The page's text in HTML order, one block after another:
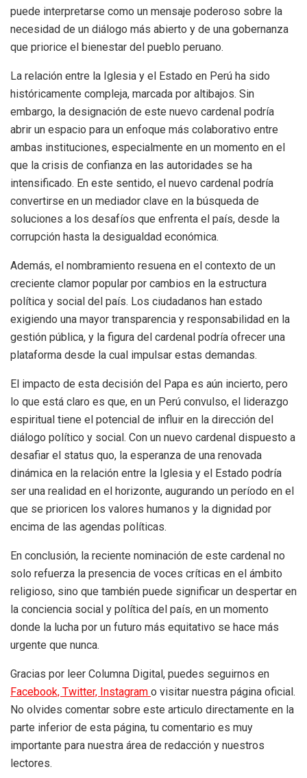
puede interpretarse como un mensaje poderoso sobre la
necesidad de un diálogo más abierto y de una gobernanza
que priorice el bienestar del pueblo peruano.
La relación entre la Iglesia y el Estado en Perú ha sido
históricamente compleja, marcada por altibajos. Sin
embargo, la designación de este nuevo cardenal podría
abrir un espacio para un enfoque más colaborativo entre
ambas instituciones, especialmente en un momento en el
que la crisis de confianza en las autoridades se ha
intensificado. En este sentido, el nuevo cardenal podría
convertirse en un mediador clave en la búsqueda de
soluciones a los desafíos que enfrenta el país, desde la
corrupción hasta la desigualdad económica.
Además, el nombramiento resuena en el contexto de un
creciente clamor popular por cambios en la estructura
política y social del país. Los ciudadanos han estado
exigiendo una mayor transparencia y responsabilidad en la
gestión pública, y la figura del cardenal podría ofrecer una
plataforma desde la cual impulsar estas demandas.
El impacto de esta decisión del Papa es aún incierto, pero
lo que está claro es que, en un Perú convulso, el liderazgo
espiritual tiene el potencial de influir en la dirección del
diálogo político y social. Con un nuevo cardenal dispuesto a
desafiar el status quo, la esperanza de una renovada
dinámica en la relación entre la Iglesia y el Estado podría
ser una realidad en el horizonte, augurando un período en el
que se prioricen los valores humanos y la dignidad por
encima de las agendas políticas.
En conclusión, la reciente nominación de este cardenal no
solo refuerza la presencia de voces críticas en el ámbito
religioso, sino que también puede significar un despertar en
la conciencia social y política del país, en un momento
donde la lucha por un futuro más equitativo se hace más
urgente que nunca.
Gracias por leer Columna Digital, puedes seguirnos en
Facebook, Twitter, Instagram o visitar nuestra página oficial.
No olvides comentar sobre este articulo directamente en la
parte inferior de esta página, tu comentario es muy
importante para nuestra área de redacción y nuestros
lectores.